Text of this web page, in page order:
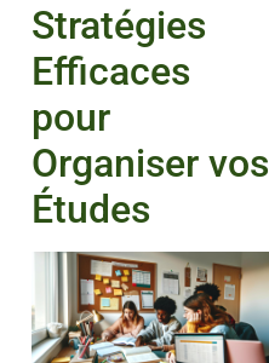
Stratégies
Efficaces
pour
Organiser vos
Études